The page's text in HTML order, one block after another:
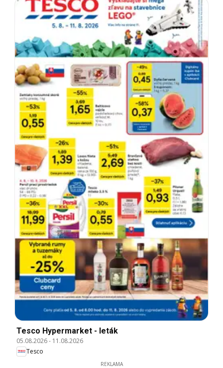
Tesco Hypermarket - leták
05.08.2026- 11.08.2026
Tesco
REKLAMA